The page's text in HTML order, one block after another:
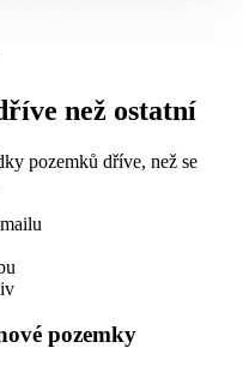
než ostatní
pozemků dříve, než se
pozemky